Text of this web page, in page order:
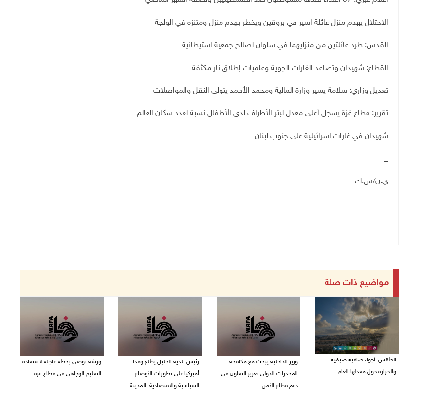
الاحتلال يهدم منزل عائلة اسير في بروقين ويخطر بهدم منزل ومتنزه في الولجة
القدس: طرد عائلتين من منزليهما في سلوان لصالح جمعية استيطانية
القطاع: شهيدان وتصاعد الغارات الجوية وعلميات إطلاق نار مكثفة
تعديل وزاري: سلامة يسير وزارة المالية ومحمد الأحمد يتولى النقل والمواصلات
تقرير: فطاع غزة يسجل أعلى معدل لبتر الأطراف لدى الأطفال نسبة لعدد سكان العالم
شهيدان في غارات اسرائيلية على جنوب لبنان
_
ي.ن/س.ك
مواضيع ذات صلة
الطقس: أجواء صافية صيفية
والحرارة حول معدلها العام
وزير الداخلية يبحث مع مكافحة
المخدرات الدولي تعزيز التعاون في
دعم قطاع الأمن
رئيس بلدية الخليل يطلع وفدا
أميركيا على تطورات الأوضاع
السياسية والاقتصادية بالمدينة
ورشة توصي بخطة عاجلة لاستعادة
التعليم الوجاهي في قطاع غزة